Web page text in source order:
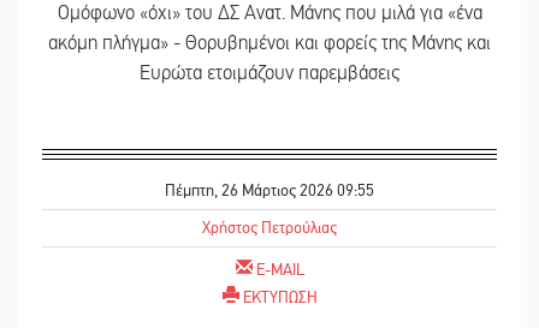
Ομόφωνο «όχι» του ΔΣ Ανατ. Μάνης που μιλά για «ένα
ακόμη πλήγμα» - Θορυβημένοι και φορείς της Μάνης και
Ευρώτα ετοιμάζουν παρεμβάσεις
Πέμπτη, 26 Μάρτιος 2026 09:55
Χρήστος Πετρούλιας
E-MAIL
ΕΚΤΥΠΩΣΗ